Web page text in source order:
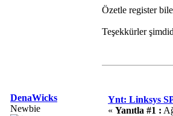
Özetle register
Teşekkürler
DenaWicks
Newbie
Ynt: Linksys
« Yanıtla #1 :